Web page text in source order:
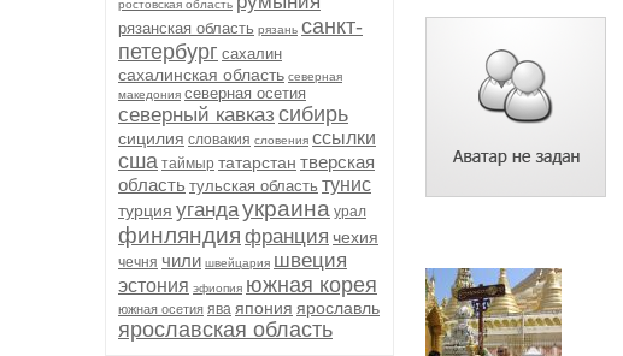
ростовская область
рязанская область рязань санкт-
петербург сахалин
сахалинская область северная
македония северная осетия
северный кавказ сибирь
сицилия словакия словения ссылки
сша таймыр татарстан тверская
область тульская область тунис
турция угандаукраина урал
финляндия франция чехия
чечня чили швейцария швеция
эстония эфиопия южная корея
южная осетия ява япония ярославль
ярославская область